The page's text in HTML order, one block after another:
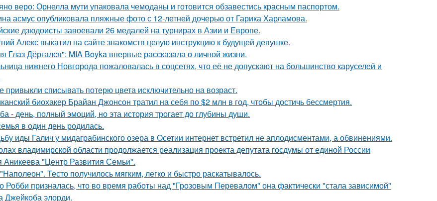
веро: Орнелла мути упаковала чемоданы и готовится обзавестись красным паспортом.
асмус опубликовала пляжные фото с 12-летней дочерью от Гарика Харламова.
дзюдоисты завоевали 26 медалей на турнирах в Азии и Европе.
Алекс выкатил на сайте знакомств целую инструкцию к будущей девушке.
Глаз Дёргался": MIA Boyka впервые рассказала о личной жизни.
нижнего Новгорода пожаловалась в соцсетях, что её не допускают на большинство каруселей и
привыкли списывать потерю цвета исключительно на возраст.
биохакер Брайан Джонсон тратил на себя по $2 млн в год, чтобы достичь бессмертия.
- день, полный эмоций, но эта история трогает до глубины души.
в один день родилась.
иды Галич у мидаграбинского озера в Осетии интернет встретил не аплодисментами, а обвинениями.
владимирской области продолжается реализация проекта депутата госдумы от единой России
Аникеева "Центр Развития Семьи".
Тесто получилось мягким, легко и быстро раскатывалось.
Робби призналась, что во время работы над "Грозовым Перевалом" она фактически "стала зависимой"
Джейкоба элорди.